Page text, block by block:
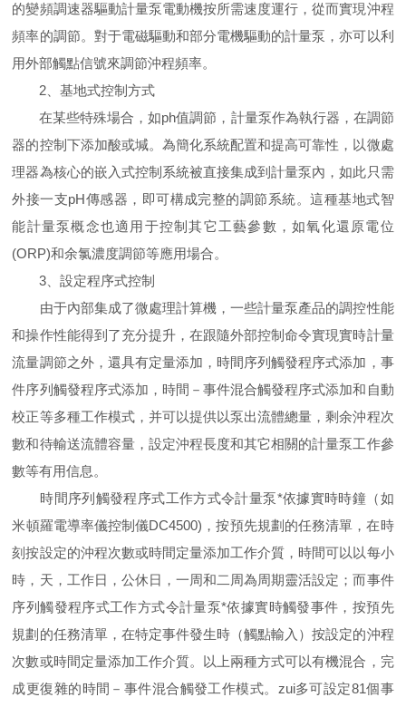
的變頻調速器驅動計量泵電動機按所需速度運行，從而實現沖程
頻率的調節。對于電磁驅動和部分電機驅動的計量泵，亦可以利
用外部觸點信號來調節沖程頻率。
2、基地式控制方式
在某些特殊場合，如ph值調節，計量泵作為執行器，在調節
器的控制下添加酸或堿。為簡化系統配置和提高可靠性，以微處
理器為核心的嵌入式控制系統被直接集成到計量泵內，如此只需
外接一支pH傳感器，即可構成完整的調節系統。這種基地式智
能計量泵概念也適用于控制其它工藝參數，如氧化還原電位
(ORP)和余氯濃度調節等應用場合。
3、設定程序式控制
由于內部集成了微處理計算機，一些計量泵產品的調控性能
和操作性能得到了充分提升，在跟隨外部控制命令實現實時計量
流量調節之外，還具有定量添加，時間序列觸發程序式添加，事
件序列觸發程序式添加，時間－事件混合觸發程序式添加和自動
校正等多種工作模式，并可以提供以泵出流體總量，剩余沖程次
數和待輸送流體容量，設定沖程長度和其它相關的計量泵工作參
數等有用信息。
時間序列觸發程序式工作方式令計量泵*依據實時時鐘（如
米頓羅電導率儀控制儀DC4500)，按預先規劃的任務清單，在時
刻按設定的沖程次數或時間定量添加工作介質，時間可以以每小
時，天，工作日，公休日，一周和二周為周期靈活設定；而事件
序列觸發程序式工作方式令計量泵*依據實時觸發事件，按預先
規劃的任務清單，在特定事件發生時（觸點輸入）按設定的沖程
次數或時間定量添加工作介質。以上兩種方式可以有機混合，完
成更復雜的時間－事件混合觸發工作模式。zui多可設定81個事